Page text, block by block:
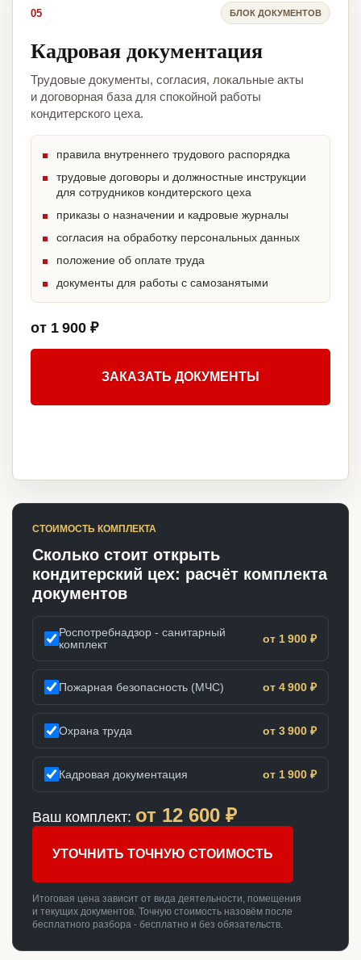
05 БЛОК ДОКУМЕНТОВ
Кадровая документация
Трудовые документы, согласия, локальные акты
и договорная база для спокойной работы
кондитерского цеха.
правила внутреннего трудового распорядка
трудовые договоры и должностные инструкции
для сотрудников кондитерского цеха
приказы о назначении и кадровые журналы
согласия на обработку персональных данных
положение об оплате труда
документы для работы с самозанятыми
от 1 900 ₽
ЗАКАЗАТЬ ДОКУМЕНТЫ
СТОИМОСТЬ КОМПЛЕКТА
Сколько стоит открыть
кондитерский цех: расчёт комплекта
документов
Роспотребнадзор - санитарный
комплект
от 1 900 ₽
Пожарная безопасность (МЧС) от 4 900 ₽
Охрана труда от 3 900 ₽
Кадровая документация от 1 900 ₽
Ваш комплект: от 12 600 ₽
УТОЧНИТЬ ТОЧНУЮ СТОИМОСТЬ
Итоговая цена зависит от вида деятельности, помещения
и текущих документов. Точную стоимость назовём после
бесплатного разбора - бесплатно и без обязательств.